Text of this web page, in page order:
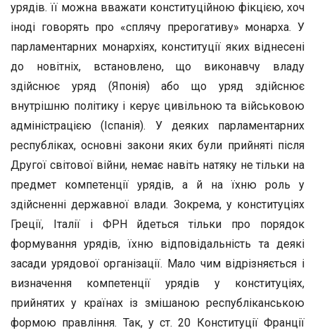
урядів. її можна вважати конституційною фікцією, хоч
іноді говорять про «сплячу прерогативу» монарха. У
парламентарних монархіях, конституції яких віднесені
до новітніх, встановлено, що виконавчу владу
здійснює уряд (Японія) або що уряд здійснює
внутрішню політику і керує цивільною та військовою
адміністрацією (Іспанія). У деяких парламентарних
республіках, основні закони яких були прийняті після
Другої світової війни, немає навіть натяку не тільки на
предмет компетенції урядів, а й на їхню роль у
здійсненні державної влади. Зокрема, у конституціях
Греції, Італії і ФРН йдеться тільки про порядок
формування урядів, їхню відповідальність та деякі
засади урядової організації. Мало чим відрізняється і
визначення компетенції урядів у конституціях,
прийнятих у країнах із змішаною республіканською
формою правління. Так, у ст. 20 Конституції Франції